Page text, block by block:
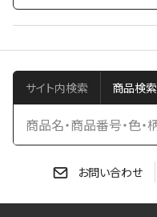
サイト内検索 商品検索
お問い合わせ